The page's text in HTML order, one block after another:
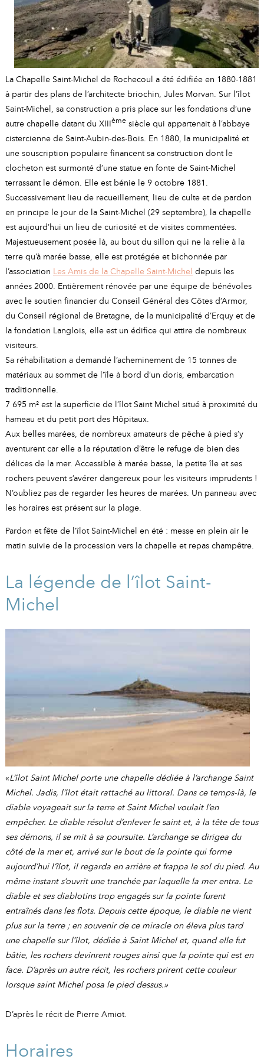
RIE
La Chapelle Saint-Michel de Rochecoul a été édifiée en 1880-1881
à partir des plans de l’architecte briochin, Jules Morvan. Sur l’îlot
Saint-Michel, sa construction a pris place sur les fondations d’une
autre chapelle datant du XIIIèmesiècle qui appartenait à l’abbaye
cistercienne de Saint-Aubin-des-Bois. En 1880, la municipalité et
une souscription populaire financent sa construction dont le
clocheton est surmonté d’une statue en fonte de Saint-Michel
terrassant le démon. Elle est bénie le 9 octobre 1881.
Successivement lieu de recueillement, lieu de culte et de pardon
en principe le jour de la Saint-Michel (29 septembre), la chapelle
est aujourd’hui un lieu de curiosité et de visites commentées.
Majestueusement posée là, au bout du sillon qui ne la relie à la
terre qu’à marée basse, elle est protégée et bichonnée par
l’association Les Amis de la Chapelle Saint-Michel depuis les
années 2000. Entièrement rénovée par une équipe de bénévoles
avec le soutien financier du Conseil Général des Côtes d’Armor,
du Conseil régional de Bretagne, de la municipalité d’Erquy et de
la fondation Langlois, elle est un édifice qui attire de nombreux
visiteurs.
Sa réhabilitation a demandé l’acheminement de 15 tonnes de
matériaux au sommet de l’île à bord d’un doris, embarcation
traditionnelle.
7 695 m² est la superficie de l’îlot Saint Michel situé à proximité du
hameau et du petit port des Hôpitaux.
Aux belles marées, de nombreux amateurs de pêche à pied s’y
aventurent car elle a la réputation d’être le refuge de bien des
délices de la mer. Accessible à marée basse, la petite île et ses
rochers peuvent s’avérer dangereux pour les visiteurs imprudents !
N’oubliez pas de regarder les heures de marées. Un panneau avec
les horaires est présent sur la plage.
Pardon et fête de l’îlot Saint-Michel en été : messe en plein air le
matin suivie de la procession vers la chapelle et repas champêtre.
La légende de l’îlot Saint-
Michel
«L’îlot Saint Michel porte une chapelle dédiée à l’archange Saint
Michel. Jadis, l’îlot était rattaché au littoral. Dans ce temps-là, le
diable voyageait sur la terre et Saint Michel voulait l’en
empêcher. Le diable résolut d’enlever le saint et, à la tête de tous
ses démons, il se mit à sa poursuite. L’archange se dirigea du
côté de la mer et, arrivé sur le bout de la pointe qui forme
aujourd’hui l’îlot, il regarda en arrière et frappa le sol du pied. Au
même instant s’ouvrit une tranchée par laquelle la mer entra. Le
diable et ses diablotins trop engagés sur la pointe furent
entraînés dans les flots. Depuis cette époque, le diable ne vient
plus sur la terre ; en souvenir de ce miracle on éleva plus tard
une chapelle sur l’îlot, dédiée à Saint Michel et, quand elle fut
bâtie, les rochers devinrent rouges ainsi que la pointe qui est en
face. D’après un autre récit, les rochers prirent cette couleur
lorsque saint Michel posa le pied dessus.»
D’après le récit de Pierre Amiot.
Horaires